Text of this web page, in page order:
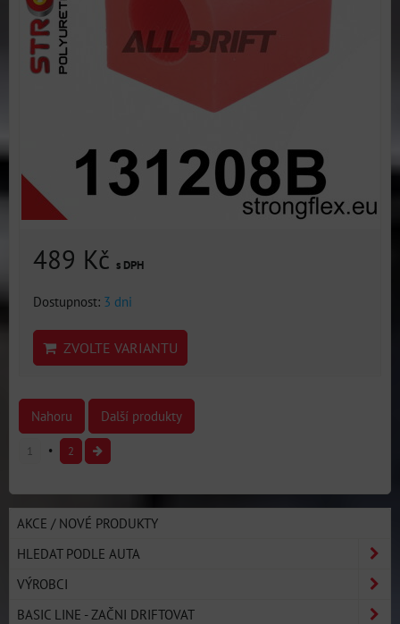
489 Kč s DPH
Dostupnost: 3 dni
ZVOLTE VARIANTU
Nahoru Další produkty
1 2
AKCE / NOVÉ PRODUKTY
HLEDAT PODLE AUTA
VÝROBCI
BASIC LINE - ZAČNI DRIFTOVAT